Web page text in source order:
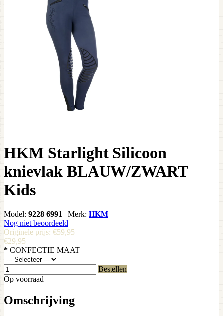
HKM Starlight Silicoon
knievlak BLAUW/ZWART
Kids
Model: 9228 6991 | Merk: HKM
Nog niet beoordeeld
Originele prijs: €59,95
€29,95
* CONFECTIE MAAT
Bestellen
Op voorraad
Omschrijving